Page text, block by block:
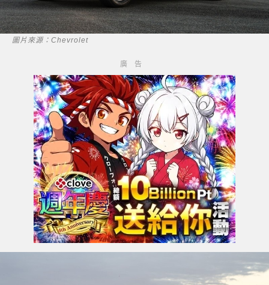
圖片來源：Chevrolet